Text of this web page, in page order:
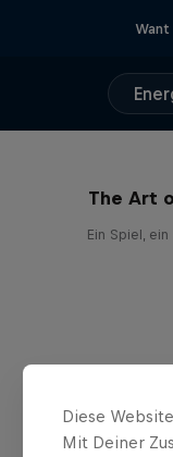
The Art
Ein Spiel,
Diese
Mit Deiner